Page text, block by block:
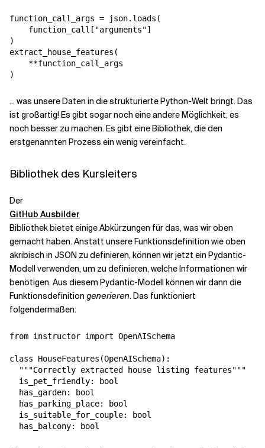
function_call_args = json.loads(
    function_call["arguments"]
)
extract_house_features(
    **function_call_args
... was unsere Daten in die strukturierte Python-Welt bringt. Das
ist großartig! Es gibt sogar noch eine andere Möglichkeit, es
noch besser zu machen. Es gibt eine Bibliothek, die den
erstgenannten Prozess ein wenig vereinfacht.
Bibliothek des Kursleiters
Der
GitHub Ausbilder
Bibliothek bietet einige Abkürzungen für das, was wir oben
gemacht haben. Anstatt unsere Funktionsdefinition wie oben
akribisch in JSON zu definieren, können wir jetzt ein Pydantic-
Modell verwenden, um zu definieren, welche Informationen wir
benötigen.Aus diesem Pydantic-Modell können wir dann die
Funktionsdefinition generieren. Das funktioniert
folgendermaßen:
from instructor import OpenAISchema
class HouseFeatures(OpenAISchema):
  """Correctly extracted house listing features"""
  is_pet_friendly: bool
  has_garden: bool
  has_parking_place: bool
  is_suitable_for_couple: bool